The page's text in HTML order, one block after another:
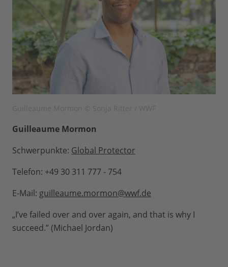
Guilleaume Mormon
Schwerpunkte: Global Protector
Telefon: +49 30 311 777 - 754
E-Mail: guilleaume.mormon@wwf.de
„I’ve failed over and over again, and that is why I
succeed.” (Michael Jordan)